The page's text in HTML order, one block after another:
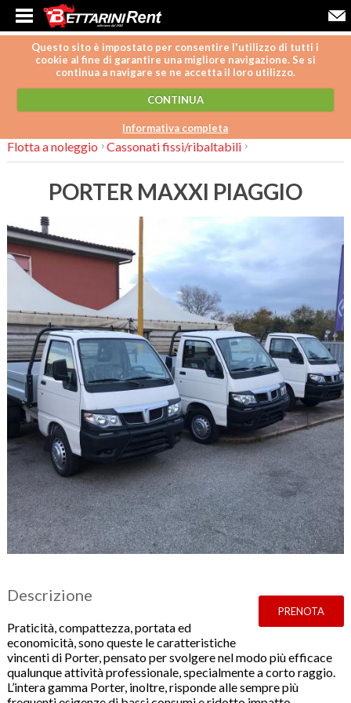
Questo sito è impostato per consentire l'utilizzo di tutti i
cookie al fine di garantire una migliore navigazione. Se si
continua a navigare se ne accetta il loro utilizzo.
CONTINUA
Informativa completa
Flotta a noleggio Cassonati fissi/ribaltabili
PORTER MAXXI PIAGGIO
PRENOTA
Descrizione
Praticità, compattezza, portata ed
economicità, sono queste le caratteristiche
vincenti di Porter, pensato per svolgere nel modo più efficace
qualunque attività professionale, specialmente a corto raggio.
L’intera gamma Porter, inoltre, risponde alle sempre più